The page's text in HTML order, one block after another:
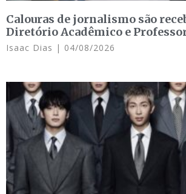
Calouras de jornalismo são
Diretório Acadêmico e
Isaac Dias 04/08/2026